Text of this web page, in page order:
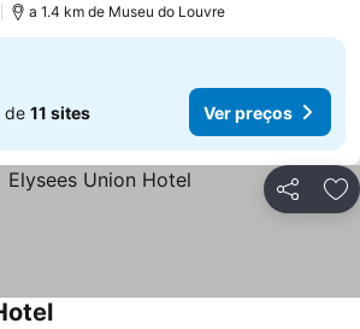
a 1.4 km de Museu do Louvre
de 11 sites Ver preços
Partilhar